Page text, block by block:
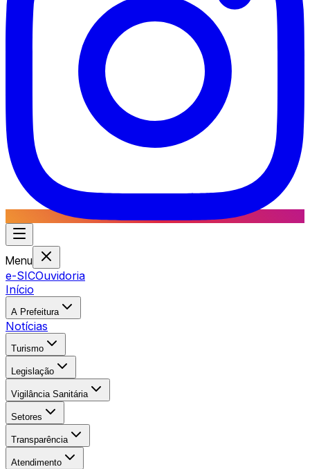
Menu
e-SICOuvidoria
Início
A Prefeitura
Notícias
Turismo
Legislação
Vigilância Sanitária
Setores
Transparência
Atendimento